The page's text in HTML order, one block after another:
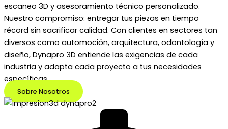
escaneo 3D y asesoramiento técnico personalizado.
Nuestro compromiso: entregar tus piezas en tiempo
récord sin sacrificar calidad. Con clientes en sectores tan
diversos como automoción, arquitectura, odontología y
diseño, Dynapro 3D entiende las exigencias de cada
industria y adapta cada proyecto a tus necesidades
específicas.
Sobre Nosotros